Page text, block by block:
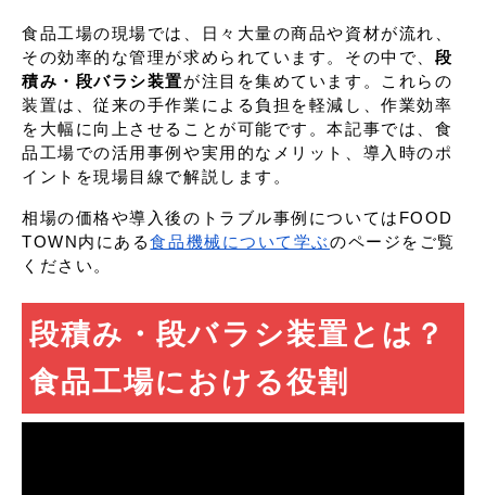
食品工場の現場では、日々大量の商品や資材が流れ、
その効率的な管理が求められています。その中で、 段
積み・段バラシ装置が注目を集めています。これらの
装置は、従来の手作業による負担を軽減し、作業効率
を大幅に向上させることが可能です。本記事では、食
品工場での活用事例や実用的なメリット、導入時のポ
イントを現場目線で解説します。
相場の価格や導入後のトラブル事例についてはFOOD
TOWN内にある食品機械について学ぶのページをご覧
ください。
段積み・段バラシ装置とは？
食品工場における役割